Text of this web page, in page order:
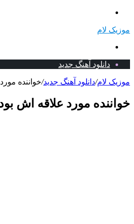
موزیک لام
دانلود آهنگ جدید
موزیک لام/دانلود آهنگ جدید/خواننده
خواننده مورد علاقه اش